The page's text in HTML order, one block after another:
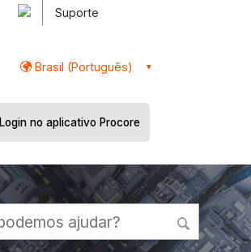
Suporte
Brasil (Português)
Login no aplicativo Procore